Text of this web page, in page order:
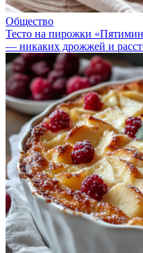
Общество
Тесто на пирожки
— никаких дрожжей и